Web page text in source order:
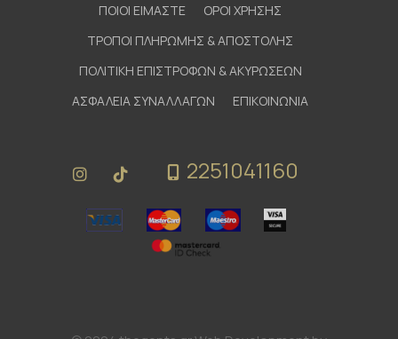
ΠΟΙΟΙ ΕΙΜΑΣΤΕ
ΟΡΟΙ ΧΡΗΣΗΣ
ΤΡΟΠΟΙ ΠΛΗΡΩΜΗΣ & ΑΠΟΣΤΟΛΗΣ
ΠΟΛΙΤΙΚΗ ΕΠΙΣΤΡΟΦΩΝ & ΑΚΥΡΩΣΕΩΝ
ΑΣΦΑΛΕΙΑ ΣΥΝΑΛΛΑΓΩΝ
ΕΠΙΚΟΙΝΩΝΙΑ
2251041160